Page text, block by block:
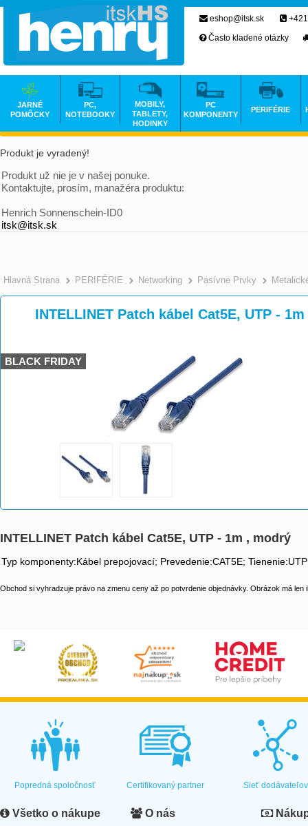
Produkt je vyradený!
Produkt už nie je v našej ponuke.
Kontaktujte, prosím, manažéra produktu:
Henrich Sonnenschein-ID0
itsk@itsk.sk
Hlavná Strana >
PERIFÉRIE >
Networking >
Pasívne Prvky
INTELLINET Patch kábel Cat5E, UTP -
BLACK FRIDAY
INTELLINET Patch kábel Cat5E, UTP - 1m , modrý
Typ komponenty:Kábel prepojovací; Prevedenie:CAT5E; Tienenie:UTP
Obchod si vyhradzuje právo na zmenu ceny až po potvrdenie objednávky. Obrázok má len
eshop@itsk.sk
Často kladené otázky
JARNÉ
POMÔCKY
PC,
NOTEBOOKY
MOBILY,
TABLETY,
HODINKY
PC
KOMPONENTY
PERIFÉRIE
Popredná spoločnosť Certifikovaný partner Sieť dodávateľov
Všetko o nákupe O nás